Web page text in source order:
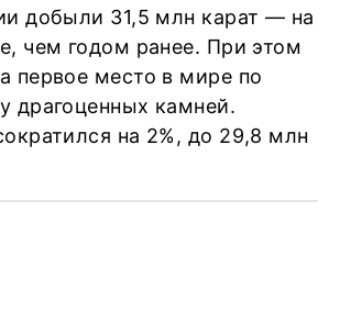
добыли 31,5 млн карат — на
чем годом ранее. При этом
первое место в мире по
драгоценных камней.
на 2%, до 29,8 млн